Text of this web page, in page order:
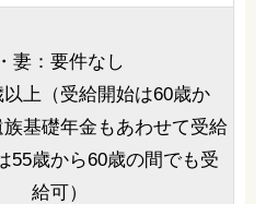
・妻：要件なし
以上（受給開始は60歳か
族基礎年金もあわせて受給
55歳から60歳の間でも受
給可）